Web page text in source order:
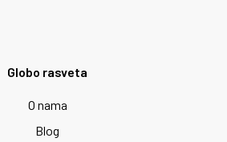
Globo rasveta
O nama
Blog